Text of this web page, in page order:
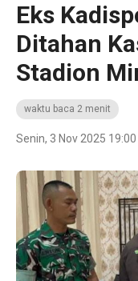
Eks
Ditahan
Stadion
waktu baca 2 menit
Senin, 3 Nov 2025 19:00